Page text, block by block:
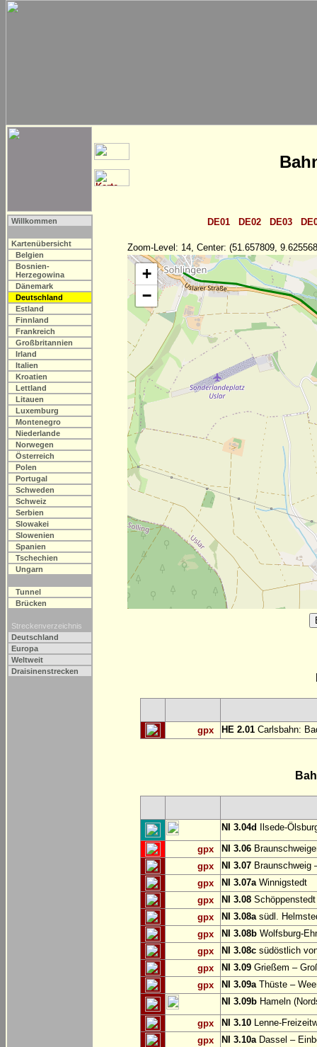
Willkommen
Kartenübersicht
Belgien
Bosnien-
Herzegowina
Dänemark
Deutschland
Estland
Finnland
Frankreich
Großbritannien
Irland
Italien
Kroatien
Lettland
Litauen
Luxemburg
Montenegro
Niederlande
Norwegen
Österreich
Polen
Portugal
Schweden
Schweiz
Serbien
Slowakei
Slowenien
Spanien
Tschechien
Ungarn
Tunnel
Brücken
Streckenverzeichnis
Deutschland
Europa
Weltweit
Draisinenstrecken
DE01 DE02 DE03
Zoom-Level: 14, Center: (51.657809,
+
−
gpx HE 2.01 Carlsbahn:
NI 3.04d Ilsede-
gpx NI 3.06
gpx
NI 3.07 Braunschweig
gpx
NI 3.07aWinnigstedt
gpx
NI 3.08
gpx
NI 3.08asüdl.
gpx
NI 3.08b Wolfsburg-
gpx
NI 3.08c südöstlich
gpx
NI 3.09 Grießem –
gpx
NI 3.09aThüste –
NI 3.09b Hameln
gpx NI 3.10 Lenne-
gpx
NI 3.10aDassel –